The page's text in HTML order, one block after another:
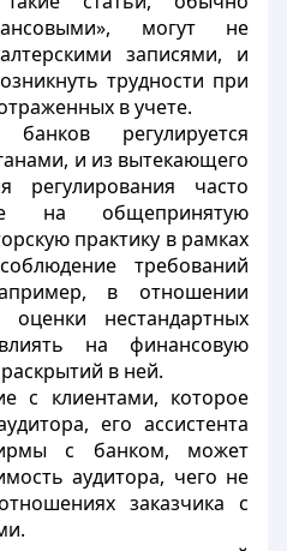
могут не
записями, и
трудности при
в учете.
регулируется
и из вытекающего
регулирования часто
на общепринятую
практику в рамках
требований
в отношении
нестандартных
на финансовую
в ней.
с клиентами, которое
его ассистента
с банком, может
аудитора, чего не
заказчика с